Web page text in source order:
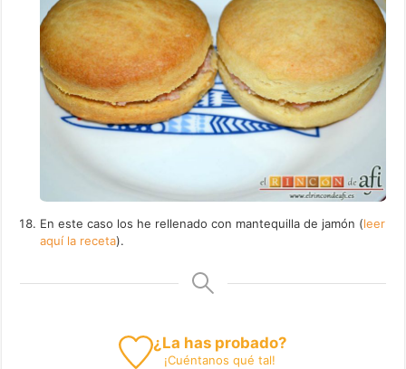
En este caso los he rellenado con mantequilla de jamón (leer
aquí la receta).
¿La has probado?
¡Cuéntanos qué tal!